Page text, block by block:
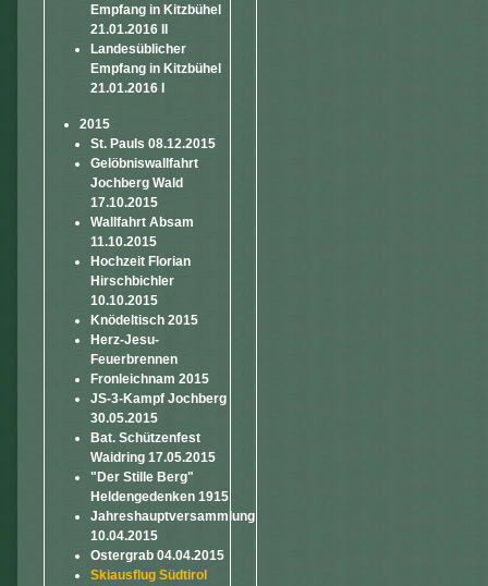
Empfang in Kitzbühel
21.01.2016 II
Landesüblicher
Empfang in Kitzbühel
21.01.2016 I
2015
St. Pauls 08.12.2015
Gelöbniswallfahrt
Jochberg Wald
17.10.2015
Wallfahrt Absam
11.10.2015
Hochzeit Florian
Hirschbichler
10.10.2015
Knödeltisch 2015
Herz-Jesu-
Feuerbrennen
Fronleichnam 2015
JS-3-Kampf Jochberg
30.05.2015
Bat. Schützenfest
Waidring 17.05.2015
"Der Stille Berg"
Heldengedenken 1915
Jahreshauptversammlung
10.04.2015
Ostergrab 04.04.2015
Skiausflug Südtirol